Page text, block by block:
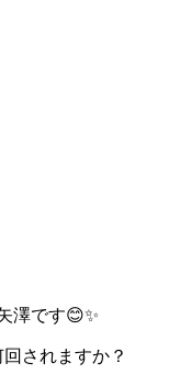
澤です😊✨
されますか？